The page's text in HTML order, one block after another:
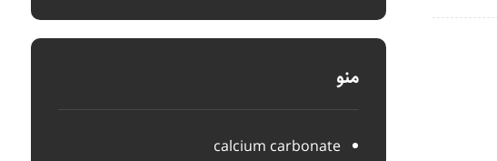
منو
calcium carbonate